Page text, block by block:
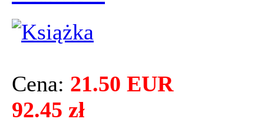
Cena: 21.50 EUR
92.45 zł